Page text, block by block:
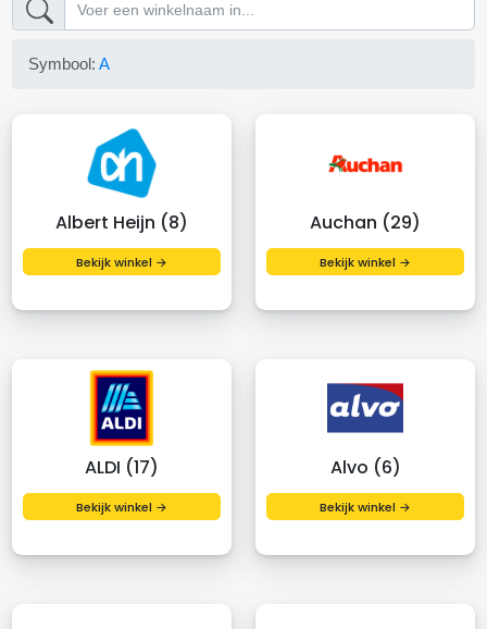
Symbool:A
Albert Heijn (8)
Bekijk winkel →
Auchan (29)
Bekijk winkel →
ALDI (17)
Bekijk winkel →
Alvo (6)
Bekijk winkel →